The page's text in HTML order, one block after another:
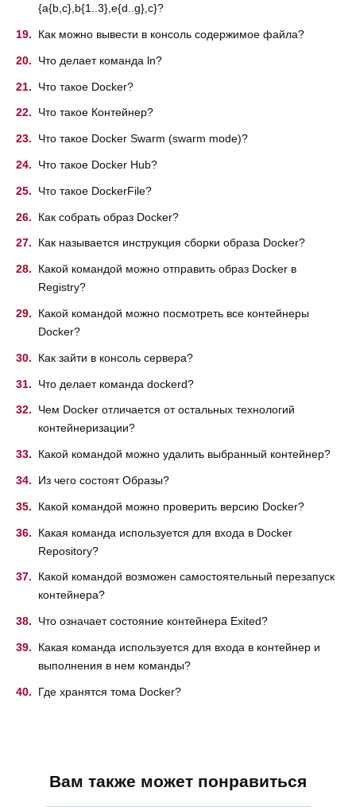
{a{b,c},b{1..3},e{d..g},c}?
Как можно вывести в консоль содержимое файла?
Что делает команда ln?
Что такое Docker?
Что такое Контейнер?
Что такое Docker Swarm (swarm mode)?
Что такое Docker Hub?
Что такое DockerFile?
Как собрать образ Docker?
Как называется инструкция сборки образа Docker?
Какой командой можно отправить образ Docker в
Registry?
Какой командой можно посмотреть все контейнеры
Docker?
Как зайти в консоль сервера?
Что делает команда dockerd?
Чем Docker отличается от остальных технологий
контейнеризации?
Какой командой можно удалить выбранный контейнер?
Из чего состоят Образы?
Какой командой можно проверить версию Docker?
Какая команда используется для входа в Docker
Repository?
Какой командой возможен самостоятельный перезапуск
контейнера?
Что означает состояние контейнера Exited?
Какая команда используется для входа в контейнер и
выполнения в нем команды?
Где хранятся тома Docker?
Вам также может понравиться